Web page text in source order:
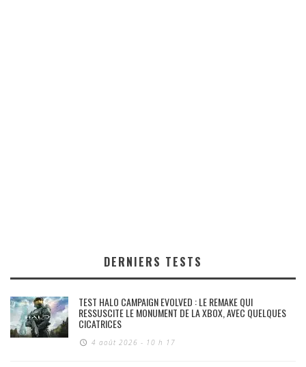
DERNIERS TESTS
TEST HALO CAMPAIGN EVOLVED : LE REMAKE QUI
RESSUSCITE LE MONUMENT DE LA XBOX, AVEC QUELQUES
CICATRICES
4 août 2026 - 10 h 17